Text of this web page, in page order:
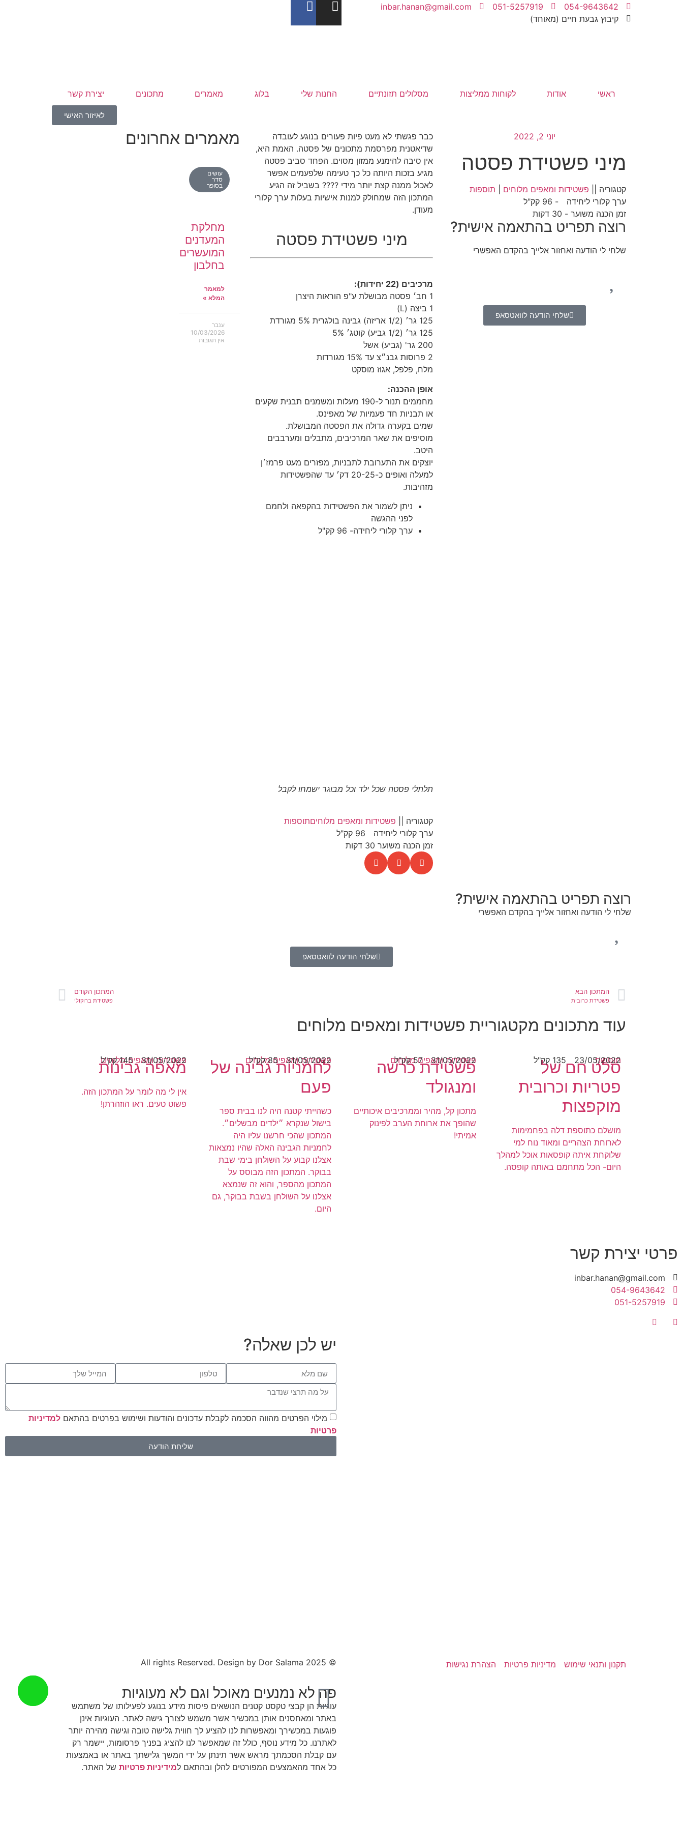
054-9643642
051-5257919
inbar.hanan@gmail.com
קיבוץ גבעת חיים (מאוחד)
ראשי אודות לקוחות ממליצות מסלולים תזונתיים החנות שלי בלוג מאמרים מתכונים יצירת קשר
לאיזור האישי
יוני 2, 2022
מיני פשטידת פסטה
קטגוריה || פשטידות ומאפים מלוחים
תוספות
ערך קלורי ליחידה
- 96 קק"ל
זמן הכנה משוער - 30 דקות
רוצה תפריט בהתאמה אישית?
שלחי לי הודעה ואחזור אלייך בהקדם האפשרי
שלחי הודעה לוואטסאפ
כבר פגשתי לא מעט פיות פעורים בנוגע לעובדה
שדיאטנית מפרסמת מתכונים של פסטה. האמת היא,
אין סיבה להימנע ממזון מסוים. הפחד סביב פסטה
מגיע בזכות היותה כל כך טעימה שלפעמים אפשר
לאכול ממנה קצת יותר מידי ???? בשביל זה הגיע
המתכון הזה שמחולק למנות אישיות בעלות ערך קלורי
מעודן.
מיני פשטידת פסטה
מרכיבים (22 יחידות):
1 חב׳ פסטה מבושלת ע"פ הוראות היצרן
1 ביצה (L)
125 גר׳ (1/2 אריזה) גבינה בולגרית 5% מגורדת
125 גר׳ (1/2 גביע) קוטג׳ 5%
200 גר' (גביע) אשל
2 פרוסות גבנ״צ עד 15% מגורדות
מלח, פלפל, אגוז מוסקט
אופן ההכנה:
מחממים תנור ל-190 מעלות ומשמנים תבנית שקעים
או תבניות חד פעמיות של מאפינס.
שמים בקערה גדולה את הפסטה המבושלת.
מוסיפים את שאר המרכיבים, מתבלים ומערבבים
היטב.
יוצקים את התערובת לתבניות, מפזרים מעט פרמז׳ן
למעלה ואופים כ-20-25 דק׳ עד שהפשטידות
מזהיבות.
ניתן לשמור את הפשטידות בהקפאה ולחמם
לפני ההגשה
ערך קלורי ליחידה- 96 קק"ל
תלתלי פסטה שכל ילד וכל מבוגר ישמחו לקבל
קטגוריה || פשטידות ומאפים מלוחיםתוספות
ערך קלורי ליחידה
96 קק"ל
זמן הכנה משוער 30 דקות
מאמרים אחרונים
עושים
סדר
בסופר
מחלקת
המעדנים
המועשרים
בחלבון
למאמר
המלא »
ענבר
10/03/2026
אין תגובות
רוצה תפריט בהתאמה אישית?
שלחי לי הודעה ואחזור אלייך בהקדם האפשרי
שלחי הודעה לוואטסאפ
המתכון הבא
פשטידת כרובית
המתכון הקודם
פשטידת ברוקולי
עוד מתכונים מקטגוריית פשטידות ומאפים מלוחים
סלט חם של
פטריות וכרובית
מוקפצות
מושלם כתוספת דלה בפחמימות
לארוחת הצהריים ומאוד נוח למי
שלוקחת איתה קופסאות אוכל למהלך
היום- הכל מתחמם באותה קופסה.
תוספות
23/05/2022 135 קק"ל
פשטידת כרשה
ומנגולד
מתכון קל, מהיר וממרכיבים איכותיים
שהופך את ארוחת הערב לפינוק
אמיתי!
פשטידות ומאפים מלוחים
31/05/2022 57 קק"ל
לחמניות גבינה של
פעם
כשהייתי קטנה היה לנו בבית ספר
בישול שנקרא ״ילדים מבשלים״.
המתכון שהכי חרשנו עליו היה
לחמניות הגבינה האלה שהיו נמצאות
אצלנו קבוע על השולחן בימי שבת
בבוקר. המתכון הזה מבוסס על
המתכון מהספר, והוא זה שנמצא
אצלנו על השולחן בשבת בבוקר, גם
היום.
פשטידות ומאפים מלוחים
31/05/2022 85 קק"ל מאפה גבינות
אין לי מה לומר על המתכון הזה.
פשוט טעים. ראו הוזהרתן!
פשטידות ומאפים מלוחים
31/05/2022 145 קק"ל
פרטי יצירת קשר
inbar.hanan@gmail.com
054-9643642
051-5257919
יש לכן שאלה?
מילוי הפרטים מהווה הסכמה לקבלת עדכונים והודעות ושימוש בפרטים בהתאם למדיניות
פרטיות
שליחת הודעה
תקנון ותנאי שימוש מדיניות פרטיות הצהרת נגישות © 2025 All rights Reserved. Design by Dor Salama
פה לא נמנעים מאוכל וגם לא מעוגיות
עוגיות הן קבצי טקסט קטנים הנושאים פיסות מידע בנוגע לפעילותו של משתמש
באתר ומאחסנים אותן במכשיר אשר משמש לצורך גישה לאתר. העוגיות אינן
פוגעות במכשירך ומאפשרות לנו להציע לך חווית גלישה טובה וגישה מהירה יותר
לאתרנו. כל מידע נוסף, כולל זה שמאפשר לנו להציג בפניך פרסומות, יישמר רק
עם קבלת הסכמתך מראש אשר תינתן על ידי המשך גלישתך באתר או באמצעות
כל אחד מהאמצעים המפורטים להלן ובהתאם למידיניות פרטיות של האתר.